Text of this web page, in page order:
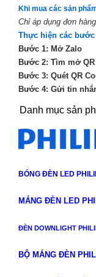
Khi mua các sản
Chỉ áp dụng đơn
Thực hiện các bước
Bước 1: Mở Zalo
Bước 2: Tìm mở QR
Bước 3: Quét QR
Bước 4: Gửi tin
Danh mục sản
BÓNG ĐÈN LED
MÁNG ĐÈN LED
ĐÈN DOWNLIGHT
BỘ MÁNG ĐÈN